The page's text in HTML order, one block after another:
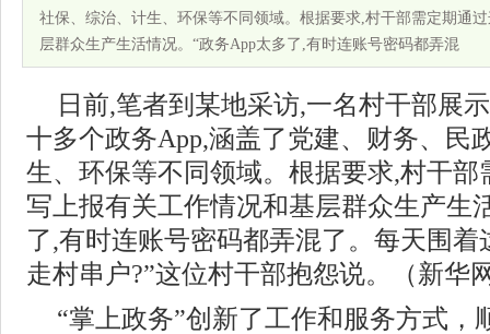
社保、综治、计生、环保等不同领域。根据要求,村干部需定期通
层群众生产生活情况。“政务App太多了,有时连账号密码都弄混
日前,笔者到某地采访,一名村干部展
十多个政务App,涵盖了党建、财务、民
生、环保等不同领域。根据要求,村干部
写上报有关工作情况和基层群众生产生
了,有时连账号密码都弄混了。每天围着
走村串户?”这位村干部抱怨说。（新华
“掌上政务”创新了工作和服务方式，